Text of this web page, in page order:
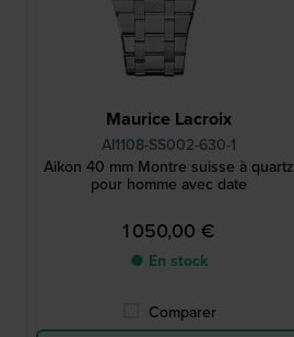
Maurice Lacroix
AI1108-SS002-630-1
Aikon 40 mm Montre suisse à quartz
pour homme avec date
1 050,00 €
● En stock
Comparer